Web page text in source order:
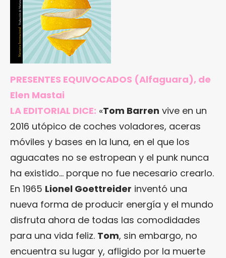
PRESENTES EQUIVOCADOS (Alfaguara), de
Elen Mastai
LA EDITORIAL DICE: «Tom Barren vive en un
2016 utópico de coches voladores, aceras
móviles y bases en la luna, en el que los
aguacates no se estropean y el punk nunca
ha existido… porque no fue necesario crearlo.
En 1965 Lionel Goettreider inventó una
nueva forma de producir energía y el mundo
disfruta ahora de todas las comodidades
para una vida feliz. Tom, sin embargo, no
encuentra su lugar y, afligido por la muerte